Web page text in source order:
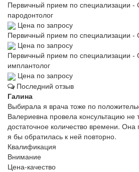
Первичный прием по специализации -
пародонтолог
Цена по запросу
Первичный прием по специализации -
Цена по запросу
Первичный прием по специализации -
имплантолог
Цена по запросу
Последний отзыв
Галина
Выбирала я врача тоже по
Валериевна провела консультацию не
достаточное количество времени.
я бы обратилась к ней повторно.
Квалификация
Внимание
Цена-качество